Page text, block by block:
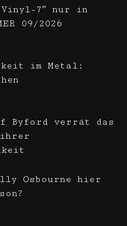
7″ nur in
09/2026
im Metal:
Byford verrät das
ihrer
Osbourne hier